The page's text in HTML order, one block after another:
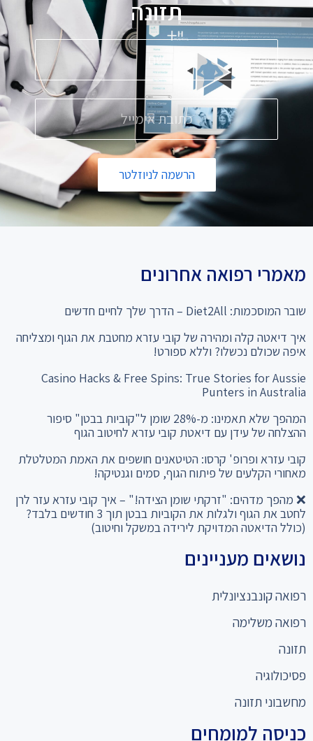
הרשמה לניוזלטר
שובר המוסכמות: Diet2All – הדרך שלך לחיים חדשים
איך דיאטה קלה ומהירה של קובי עזרא מחטבת את הגוף ומצליחה
Casino Hacks & Free Spins: True Stories for Aussie
קובי עזרא ופרופ' קרסו: הטיטאנים חושפים את האמת המטלטלת
❌ מהפך מדהים: "זרקתי שומן הצידה!" – איך קובי עזרא עזר לרן
(כולל הדיאטה המדויקת לירידה במשקל וחיטוב)
נושאים מעניינים
רפואה קונבנציונלית
רפואה משלימה
תזונה
פסיכולוגיה
מחשבוני תזונה
כניסה למומחים